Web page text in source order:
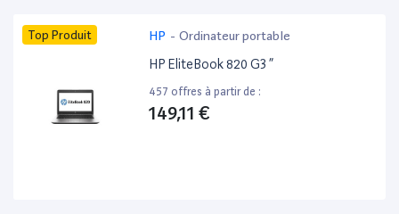
Top Produit HP - Ordinateur portable
HP EliteBook 820 G3 ”
457 offres à partir de :
149,11 €